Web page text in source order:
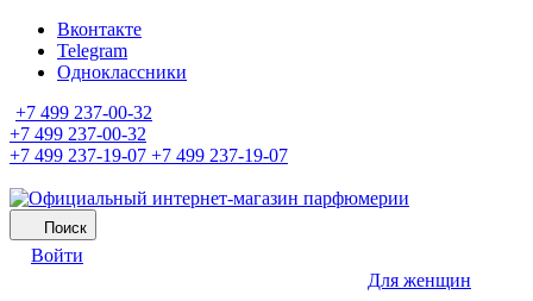
Вконтакте
Telegram
Одноклассники
+7 499 237-00-32
+7 499 237-00-32
+7 499 237-19-07 +7 499 237-19-07
Поиск
Войти
Для женщин